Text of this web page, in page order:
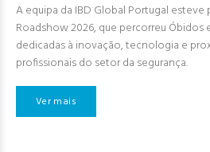
A equipa da IBD Global Portugal
Roadshow 2026, que percorreu Óbidos
dedicadas à inovação, tecnologia e
profissionais do setor da segurança.
Ver mais